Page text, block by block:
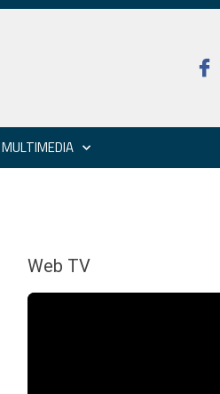
MULTIMEDIA
Web TV